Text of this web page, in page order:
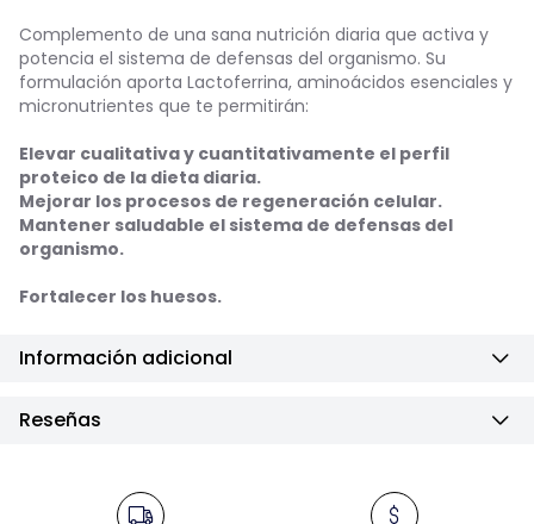
Complemento de una sana nutrición diaria que activa y
potencia el sistema de defensas del organismo. Su
formulación aporta Lactoferrina, aminoácidos esenciales y
micronutrientes que te permitirán:
Elevar cualitativa y cuantitativamente el perfil
proteico de la dieta diaria.
Mejorar los procesos de regeneración celular.
Mantener saludable el sistema de defensas del
organismo.
Fortalecer los huesos.
Información adicional
Reseñas